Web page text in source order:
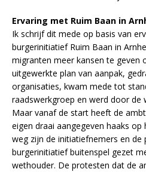
Ervaring met Ruim Baan in
Ik schrijf dit mede op basis van
burgerinitiatief Ruim Baan in
migranten meer kansen te geven
uitgewerkte plan van aanpak,
organisaties, kwam mede tot
raadswerkgroep en werd door de
Maar vanaf de start heeft de
eigen draai aangegeven haaks
weg zijn de initiatiefnemers en de
burgerinitiatief buitenspel gezet
wethouder. De protesten dat de